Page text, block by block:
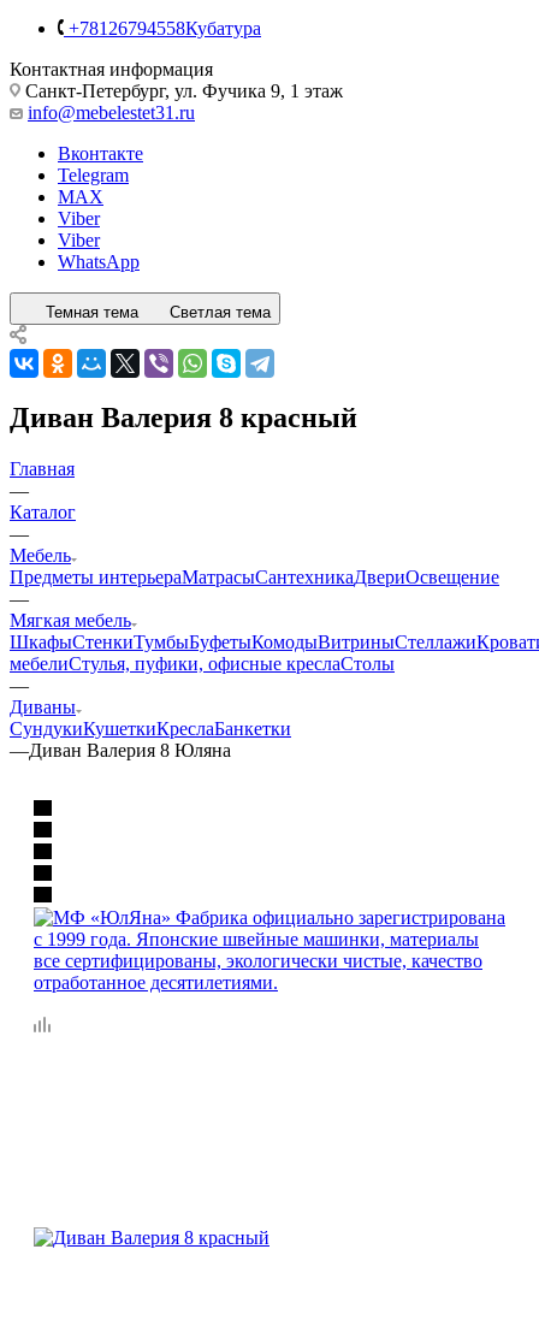
+78126794558Кубатура
Контактная информация
Санкт-Петербург, ул. Фучика 9, 1 этаж
info@mebelestet31.ru
Вконтакте
Telegram
MAX
Viber
Viber
WhatsApp
Темная тема Светлая тема
Диван Валерия 8 красный
Главная
—
Каталог
—
Мебель
Предметы интерьераМатрасыСантехникаДвериОсвещение
—
Мягкая мебель
ШкафыСтенкиТумбыБуфетыКомодыВитриныСтеллажи
мебелиСтулья, пуфики, офисные креслаСтолы
—
Диваны
СундукиКушеткиКреслаБанкетки
—Диван Валерия 8 Юляна